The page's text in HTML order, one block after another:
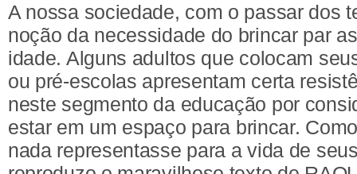
A nossa sociedade, com o passar dos
noção da necessidade do brincar par
idade. Alguns adultos que colocam
ou pré-escolas apresentam certa
neste segmento da educação por
estar em um espaço para brincar.
nada representasse para a vida de